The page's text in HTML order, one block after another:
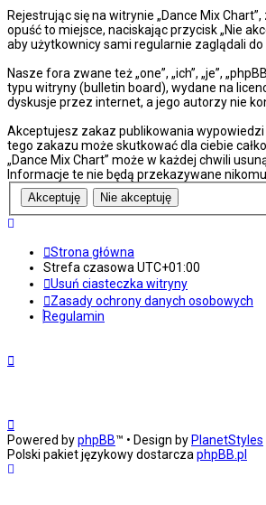
Rejestrując się na witrynie „Dance Mix
opuść to miejsce, naciskając przycisk „Nie
aby użytkownicy sami regularnie zaglądali
Nasze fora zwane też „one”, „ich”, „je”,
typu witryny (bulletin board), wydane na
dyskusje przez internet, a jego autorzy nie
Akceptujesz zakaz publikowania
tego zakazu może skutkować dla ciebie
„Dance Mix Chart” może w każdej chwili
Informacje te nie będą przekazywane
Strona główna
Strefa czasowaUTC+01:00
Usuń ciasteczka witryny
Zasady ochrony danych osobowych
Regulamin
Powered byphpBB™ • Design by PlanetStyles
Polski pakiet językowy dostarczaphpBB.pl